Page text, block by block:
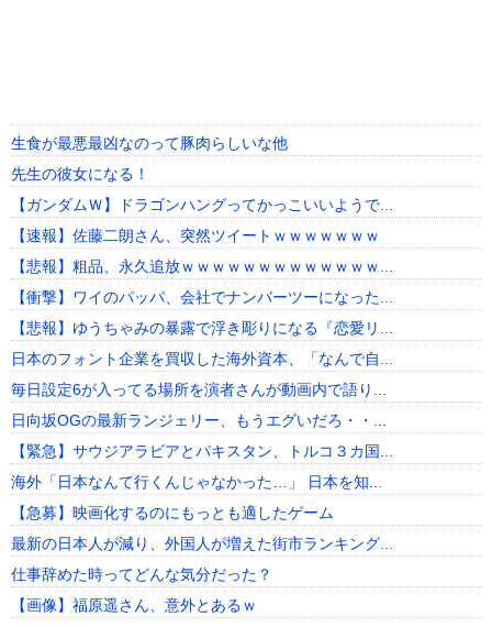
生食が最悪最凶なのって豚肉らしいな他
先生の彼女になる！
【ガンダムＷ】ドラゴンハングってかっこいいようで...
【速報】佐藤二朗さん、突然ツイートｗｗｗｗｗｗｗ
【悲報】粗品、永久追放ｗｗｗｗｗｗｗｗｗｗｗｗｗ...
【衝撃】ワイのパッパ、会社でナンバーツーになった...
【悲報】ゆうちゃみの暴露で浮き彫りになる『恋愛リ...
日本のフォント企業を買収した海外資本、「なんで自...
毎日設定6が入ってる場所を演者さんが動画内で語り...
日向坂OGの最新ランジェリー、もうエグいだろ・・...
【緊急】サウジアラビアとパキスタン、トルコ３カ国...
海外「日本なんて行くんじゃなかった…」 日本を知...
【急募】映画化するのにもっとも適したゲーム
最新の日本人が減り、外国人が増えた街市ランキング...
仕事辞めた時ってどんな気分だった？
【画像】福原遥さん、意外とあるｗ